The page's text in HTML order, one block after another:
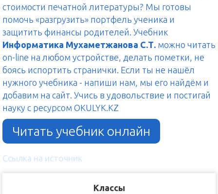
стоимости печатной литературы? Мы готовы
помочь «разгрузить» портфель ученика и
защитить финансы родителей. Учебник
Информатика Мухаметжанова С.Т. можно читать
on-line на любом устройстве, делать пометки, не
боясь испортить странички. Если ты не нашёл
нужного учебника - напиши нам, мы его найдём и
добавим на сайт. Учись в удовольствие и постигай
науку с ресурсом OKULYK.KZ
Читать учебник онлайн
Ссылка на источник
Классы